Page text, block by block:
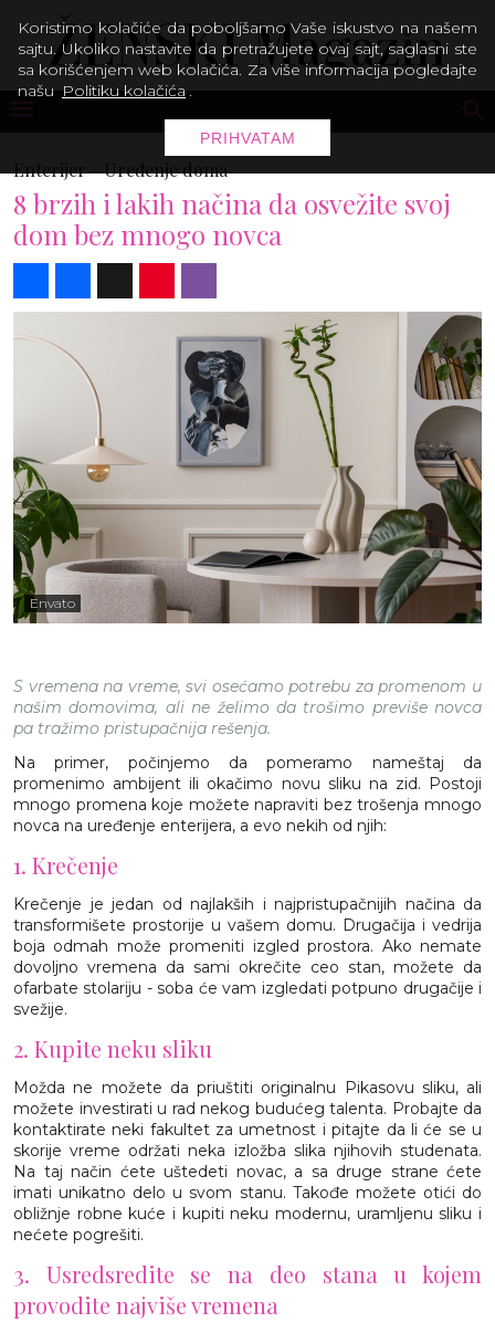
Enterijer -Uređenje doma
8 brzih i lakih načina da osvežite svoj
dom bez mnogo novca
Envato
S vremena na vreme, svi osećamo potrebu za promenom u
našim domovima, ali ne želimo da trošimo previše novca
pa tražimo pristupačnija rešenja.
Na primer, počinjemo da pomeramo nameštaj da
promenimo ambijent ili okačimo novu sliku na zid. Postoji
mnogo promena koje možete napraviti bez trošenja mnogo
novca na uređenje enterijera, a evo nekih od njih:
1. Krečenje
Krečenje je jedan od najlakših i najpristupačnijih načina da
transformišete prostorije u vašem domu. Drugačija i vedrija
boja odmah može promeniti izgled prostora. Ako nemate
dovoljno vremena da sami okrečite ceo stan, možete da
ofarbate stolariju - soba će vam izgledati potpuno drugačije i
svežije.
2. Kupite neku sliku
Možda ne možete da priuštiti originalnu Pikasovu sliku, ali
možete investirati u rad nekog budućeg talenta. Probajte da
kontaktirate neki fakultet za umetnost i pitajte da li će se u
skorije vreme održati neka izložba slika njihovih studenata.
Na taj način ćete uštedeti novac, a sa druge strane ćete
imati unikatno delo u svom stanu. Takođe možete otići do
obližnje robne kuće i kupiti neku modernu, uramljenu sliku i
nećete pogrešiti.
3. Usredsredite se na deo stana u kojem
provodite najviše vremena
Koristimo kolačiće da poboljšamo Vaše iskustvo na našem
sajtu. Ukoliko nastavite da pretražujete ovaj sajt, saglasni ste
sa korišćenjem web kolačića. Za više informacija pogledajte
našu Politiku kolačića .
PRIHVATAM